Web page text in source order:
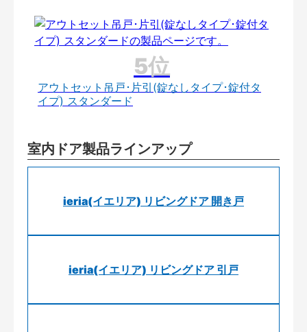
アウトセット吊戸･片引(錠なしタイプ･錠付タ
イプ) スタンダード
室内ドア製品ラインアップ
ieria(イエリア) リビングドア 開き戸
ieria(イエリア) リビングドア 引戸